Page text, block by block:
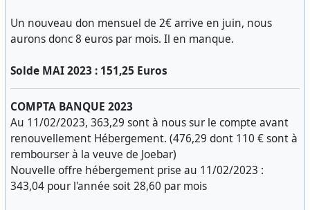
Un nouveau don mensuel de 2€ arrive en juin, nous
aurons donc 8 euros par mois. Il en manque.
Solde MAI 2023 : 151,25 Euros
COMPTA BANQUE 2023
Au 11/02/2023, 363,29 sont à nous sur le compte avant
renouvellement Hébergement. (476,29 dont 110 € sont à
rembourser à la veuve de Joebar)
Nouvelle offre hébergement prise au 11/02/2023 :
343,04 pour l'année soit 28,60 par mois